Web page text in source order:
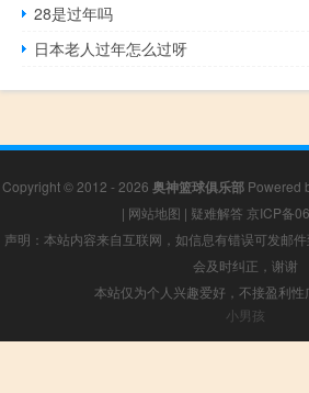
28是过年吗
日本老人过年怎么过呀
Copyright © 2012 - 2026 奥神篮球俱乐部Powered
| 网站地图 | 疑难解答 京ICP备
声明：本站内容来自互联网，如信息有错误可发邮
会及时纠正，谢谢
本站仅为个人兴趣爱好，不接盈利性
小男孩